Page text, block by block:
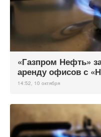
«Газпром Нефть»
аренду офисов с
14:52, 10 октября